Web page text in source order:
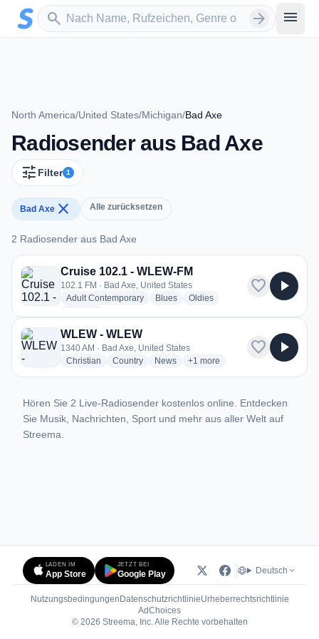
Zum Hauptinhalt springen
search
Sender suchen arrow_forward menu
North America/United States/Michigan/Bad Axe
Radiosender aus Bad Axe
tune Filter 1
Bad Axe close Alle zurücksetzen
2 Radiosender aus Bad Axe
2 Radiosender aus Bad Axe
Cruise 102.1 - WLEW-FM
102.1 FM · Bad Axe, United States
Adult Contemporaryradio stations
Bluesradio stations
Oldiesradio stations
favorite play_arrow
WLEW - WLEW
1340 AM · Bad Axe, United States
Christian radio stations
Countryradio stations
Newsradio stations
+1 more genres for WLEW -
more
favorite play_arrow
Hören Sie 2 Live-Radiosender kostenlos online. Entdecken
Sie Musik, Nachrichten, Sport und mehr aus aller Welt auf
Streema.
LADEN IM
App Store
JETZT BEI
Google Play Deutsch
Nutzungsbedingungen DatenschutzrichtlinieUrheberrechtsrichtlinie
AdChoices(öffnet in neuem Tab)
© 2026 Streema, Inc. Alle Rechte vorbehalten